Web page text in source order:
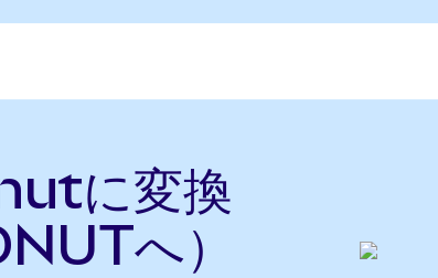
に変換
へ）